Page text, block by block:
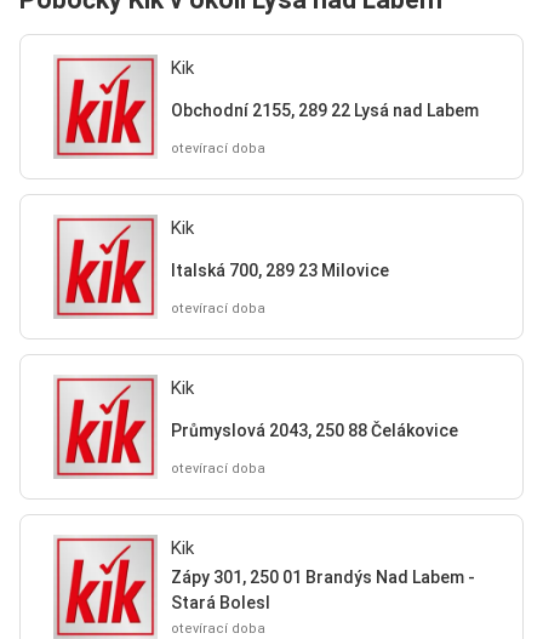
Kik
Obchodní 2155, 289 22 Lysá nad Labem
otevírací doba
Kik
Italská 700, 289 23 Milovice
otevírací doba
Kik
Průmyslová 2043, 250 88 Čelákovice
otevírací doba
Kik
Zápy 301, 250 01 Brandýs Nad Labem -
Stará Bolesl
otevírací doba